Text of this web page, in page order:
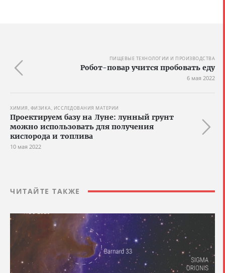
ПИЩЕВЫЕ ТЕХНОЛОГИИ И ПРОИЗВОДСТВА
Робот-повар учится пробовать еду
6 мая 2022
ХИМИЯ, ФИЗИКА, ИССЛЕДОВАНИЯ МАТЕРИИ
Проектируем базу на Луне: лунный грунт
можно использовать для получения
кислорода и топлива
10 мая 2022
ЧИТАЙТЕ ТАКЖЕ